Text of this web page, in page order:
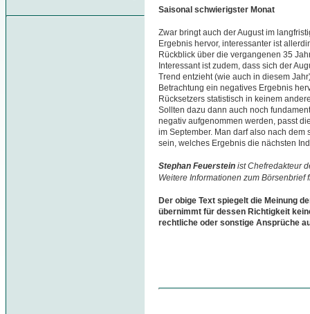
Saisonal schwierigster Monat
Zwar bringt auch der August im
Ergebnis hervor, interessanter ist
Rückblick über die vergangenen 35
Interessant ist zudem, dass sich der
Trend entzieht (wie auch in diesem
Betrachtung ein negatives Ergebnis
Rücksetzers statistisch in keinem
Sollten dazu dann auch noch
negativ aufgenommen werden, passt
im September. Man darf also nach
sein, welches Ergebnis die nächsten
Stephan Feuerstein ist Chefredakteur
Weitere Informationen zum Börsenbrief
Der obige Text spiegelt die Meinung
übernimmt für dessen Richtigkeit
rechtliche oder sonstige Ansprüche